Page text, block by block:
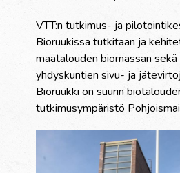
VTT:n tutkimus- ja
Bioruukissa tutkitaan ja
maatalouden biomassan
yhdyskuntien sivu- ja
Bioruukki on suurin
tutkimusympäristö